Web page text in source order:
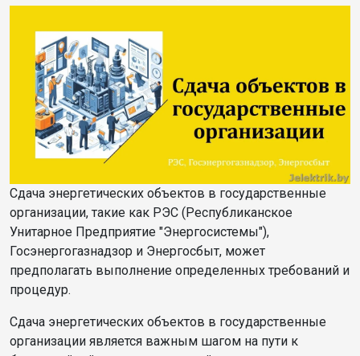
Сдача энергетических объектов в государственные
организации, такие как РЭС (Республиканское
Унитарное Предприятие "Энергосистемы"),
Госэнергогазнадзор и Энергосбыт, может
предполагать выполнение определенных требований и
процедур.
Сдача энергетических объектов в государственные
организации является важным шагом на пути к